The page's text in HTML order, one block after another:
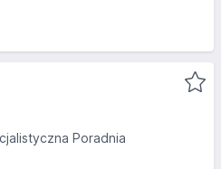
Poradnia